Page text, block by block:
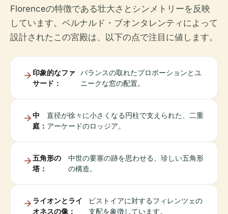
Florenceの特徴である壮大さとシンメトリーを反映
しています。ベルナルド・ブオンタレンティによって
設計されたこの宮殿は、以下の点で注目に値します。
印象的なファ
サード：
バランスの取れたプロポーションとユ
ニークな窓の配置。
中
庭：
直径が徐々に小さくなる円柱で支えられた、二重
アーケードのロッジア。
五角形の
塔：
中世の要塞の跡を思わせる、珍しい五角形
の構造。
ライオンとライ
オネスの像：
ピストイアに対するフィレンツェの
支配を象徴しています。